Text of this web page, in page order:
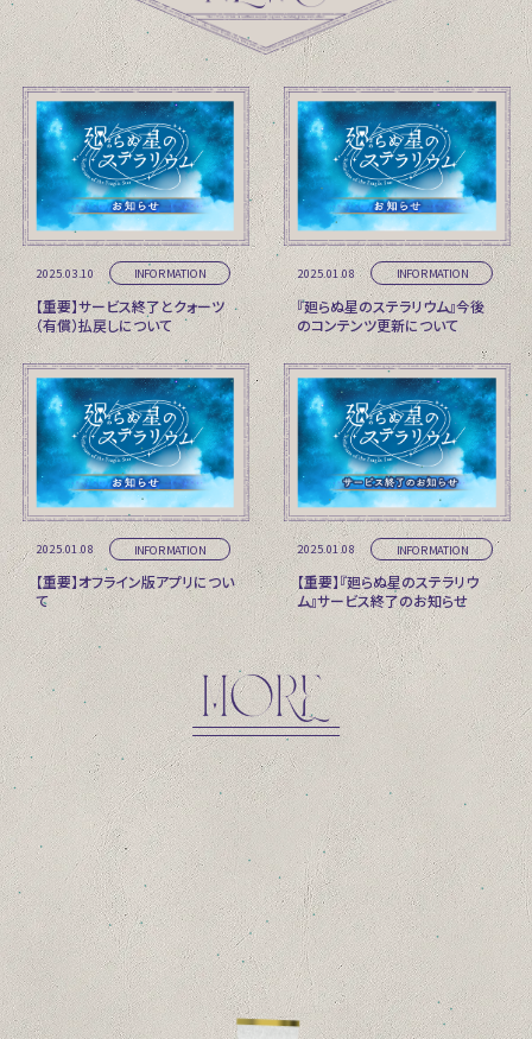
2025.03.10 INFORMATION
【重要】サービス終了とクォーツ
（有償）払戻しについて
2025.01.08 INFORMATION
『廻らぬ星のステラリウム』今後
のコンテンツ更新について
2025.01.08 INFORMATION
【重要】オフライン版アプリについ
て
2025.01.08 INFORMATION
【重要】『廻らぬ星のステラリウ
ム』サービス終了のお知らせ